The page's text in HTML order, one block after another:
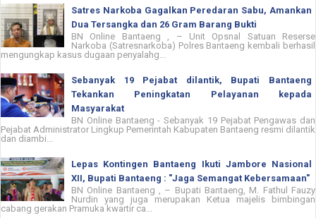
Satres Narkoba Gagalkan Peredaran Sabu, Amankan
Dua Tersangka dan 26 Gram Barang Bukti
BN Online Bantaeng , – Unit Opsnal Satuan Reserse
Narkoba (Satresnarkoba) Polres Bantaeng kembali berhasil
mengungkap kasus dugaan penyalahg...
Sebanyak 19 Pejabat dilantik, Bupati Bantaeng
Tekankan Peningkatan Pelayanan kepada
Masyarakat
BN Online Bantaeng - Sebanyak 19 Pejabat Pengawas dan
Pejabat Administrator Lingkup Pemerintah Kabupaten Bantaeng resmi dilantik
dan diambi...
Lepas Kontingen Bantaeng Ikuti Jambore Nasional
XII, Bupati Bantaeng : "Jaga Semangat Kebersamaan"
BN Online Bantaeng , – Bupati Bantaeng, M. Fathul Fauzy
Nurdin yang juga merupakan Ketua majelis bimbingan
cabang gerakan Pramuka kwartir ca...